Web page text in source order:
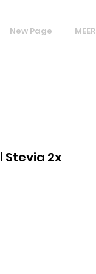
New Page MEER
Stevia 2x